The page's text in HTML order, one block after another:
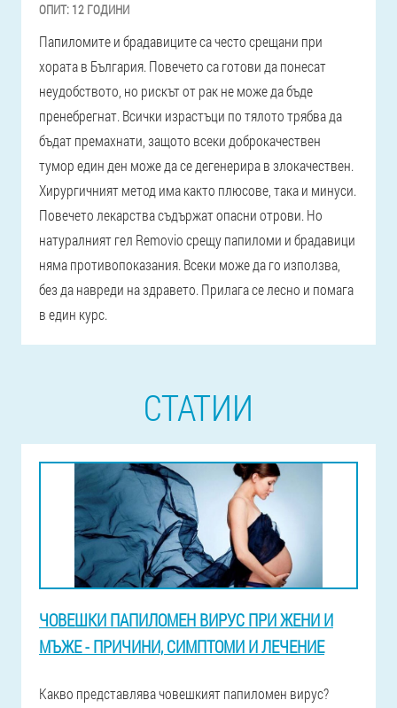
ОПИТ: 12 ГОДИНИ
Папиломите и брадавиците са често срещани при
хората в България. Повечето са готови да понесат
неудобството, но рискът от рак не може да бъде
пренебрегнат. Всички израстъци по тялото трябва да
бъдат премахнати, защото всеки доброкачествен
тумор един ден може да се дегенерира в злокачествен.
Хирургичният метод има както плюсове, така и минуси.
Повечето лекарства съдържат опасни отрови. Но
натуралният гел Removio срещу папиломи и брадавици
няма противопоказания. Всеки може да го използва,
без да навреди на здравето. Прилага се лесно и помага
в един курс.
СТАТИИ
ЧОВЕШКИ ПАПИЛОМЕН ВИРУС ПРИ ЖЕНИ И
МЪЖЕ - ПРИЧИНИ, СИМПТОМИ И ЛЕЧЕНИЕ
Какво представлява човешкият папиломен вирус?